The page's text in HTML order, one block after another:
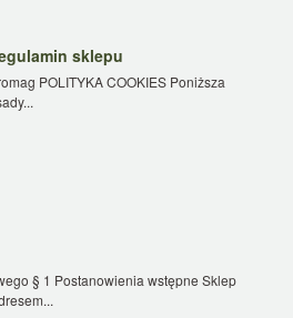
sklepu
POLITYKA COOKIES Poniższa
§ 1 Postanowienia wstępne Sklep